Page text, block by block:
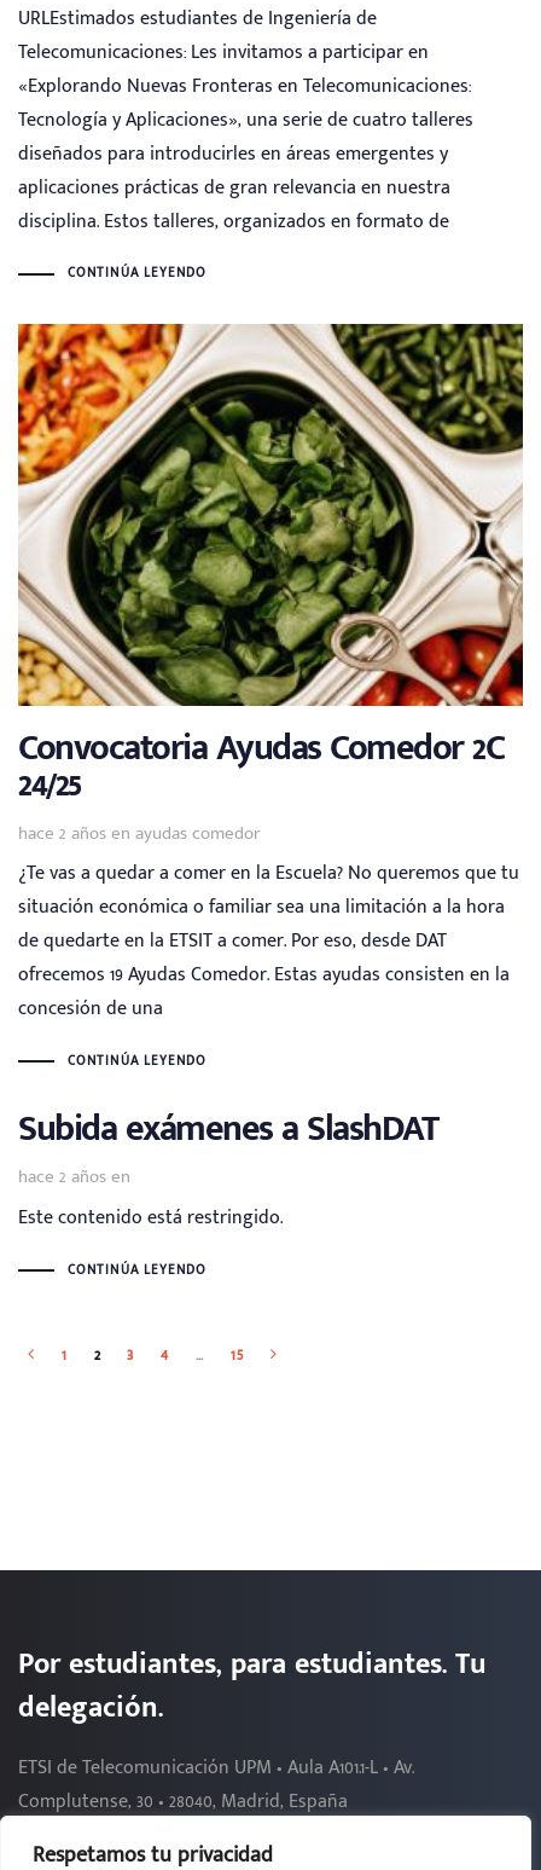
Respetamos tu privacidad
URLEstimados estudiantes de Ingeniería de
Telecomunicaciones: Les invitamos a participar en
«Explorando Nuevas Fronteras en Telecomunicaciones:
Tecnología y Aplicaciones», una serie de cuatro talleres
diseñados para introducirles en áreas emergentes y
aplicaciones prácticas de gran relevancia en nuestra
disciplina. Estos talleres, organizados en formato de
CONTINÚA LEYENDO
Convocatoria Ayudas Comedor 2C
24/25
hace 2 añosen
Tags ayudas comedor
¿Te vas a quedar a comer en la Escuela? No queremos que tu
situación económica o familiar sea una limitación a la hora
de quedarte en la ETSIT a comer. Por eso, desde DAT
ofrecemos 19 Ayudas Comedor. Estas ayudas consisten en la
concesión de una
CONTINÚA LEYENDO
Subida exámenes a SlashDAT
hace 2 añosen
Este contenido está restringido.
CONTINÚA LEYENDO
1 2 3 4 … 15
Por estudiantes, para estudiantes. Tu
delegación.
ETSI de Telecomunicación UPM • Aula A101.1-L • Av.
Complutense, 30 • 28040, Madrid, España